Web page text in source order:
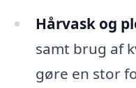
Hårvask og
samt brug af
gøre en stor